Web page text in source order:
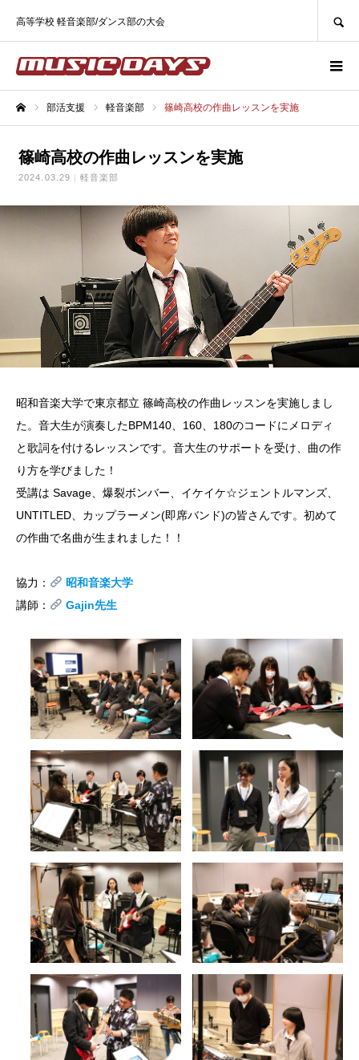
高等学校 軽音楽部/ダンス部の大会
部活支援 軽音楽部 篠崎高校の作曲レッスンを実施
篠崎高校の作曲レッスンを実施
2024.03.29 軽音楽部
昭和音楽大学で東京都立 篠崎高校の作曲レッスンを実施しまし
た。音大生が演奏したBPM140、160、180のコードにメロディ
と歌詞を付けるレッスンです。音大生のサポートを受け、曲の作
り方を学びました！
受講は Savage、爆裂ボンバー、イケイケ☆ジェントルマンズ、
UNTITLED、カップラーメン(即席バンド)の皆さんです。初めて
の作曲で名曲が生まれました！！
協力：
昭和音楽大学
講師：
Gajin先生